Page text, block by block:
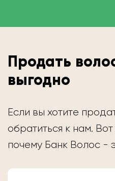
Продать
выгодно
Если вы хотите
обратиться к нам.
почему Банк Волос -